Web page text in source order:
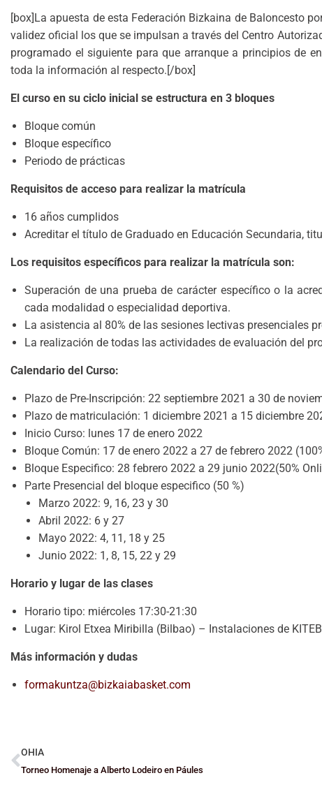
[box]La apuesta de esta Federación Bizkaina de Baloncesto
validez oficial los que se impulsan a través del Centro
programado el siguiente para que arranque a principios de
toda la información al respecto.[/box]
El curso en su ciclo inicial se estructura en 3 bloques
Bloque común
Bloque específico
Periodo de prácticas
Requisitos de acceso para realizar la matrícula
16 años cumplidos
Acreditar el título de Graduado en Educación Secundaria,
Los requisitos específicos para realizar la matrícula son:
Superación de una prueba de carácter específico o la
cada modalidad o especialidad deportiva.
La asistencia al 80% de las sesiones lectivas presenciales
La realización de todas las actividades de evaluación del
Calendario del Curso:
Plazo de Pre-Inscripción: 22 septiembre 2021 a 30 de
Plazo de matriculación: 1 diciembre 2021 a 15 diciembre
Inicio Curso: lunes 17 de enero 2022
Bloque Común: 17 de enero 2022 a 27 de febrero 2022
Bloque Especifico: 28 febrero 2022 a 29 junio 2022(50%
Parte Presencial del bloque especifico (50 %)
Marzo 2022: 9, 16, 23 y 30
Abril 2022: 6 y 27
Mayo 2022: 4, 11, 18 y 25
Junio 2022: 1, 8, 15, 22 y 29
Horario y lugar de las clases
Horario tipo: miércoles 17:30-21:30
Lugar: Kirol Etxea Miribilla (Bilbao) – Instalaciones de
Más información y dudas
formakuntza@bizkaiabasket.com
OHIA
Torneo Homenaje a Alberto Lodeiro en Páules